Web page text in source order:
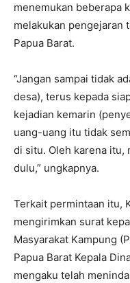
menemukan beberapa
melakukan pengejaran
Papua Barat.
“Jangan sampai tidak
desa), terus kepada
kejadian kemarin
uang-uang itu tidak
di situ. Oleh karena itu,
dulu,” ungkapnya.
Terkait permintaan itu,
mengirimkan surat
Masyarakat Kampung
Papua Barat Kepala
mengaku telah